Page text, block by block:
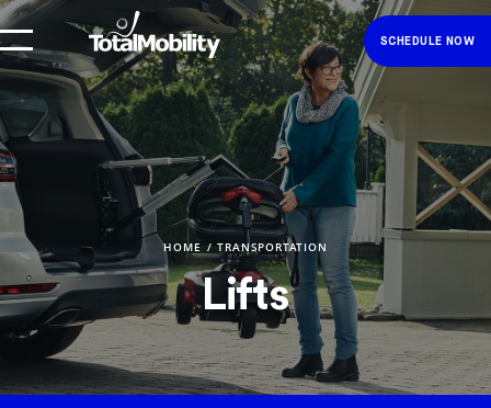
SCHEDULE NOW
HOME TRANSPORTATION
Lifts